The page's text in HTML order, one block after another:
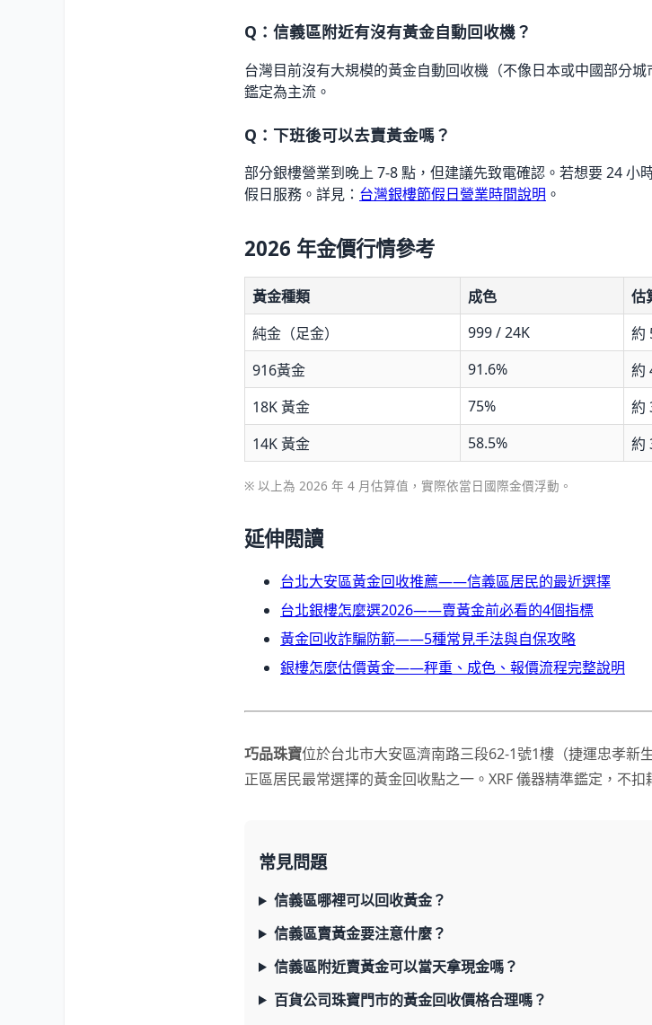
Q：信義區附近有沒有黃金自動回收機？
台灣目前沒有大規模的黃金自動回收機（不像日本或中國部分
鑑定為主流。
Q：下班後可以去賣黃金嗎？
部分銀樓營業到晚上 7-8 點，但建議先致電確認。若想要 24 小
假日服務。詳見： 台灣銀樓節假日營業時間說明 。
2026 年金價行情參考
黃金種類 成色
估
純金（足金）
999 / 24K
約
916黃金
91.6%
約
18K 黃金
75%
約
14K 黃金
58.5% 約
※ 以上為 2026 年 4 月估算值，實際依當日國際金價浮動。
延伸閱讀
台北大安區黃金回收推薦——信義區居民的最近選擇
台北銀樓怎麼選2026——賣黃金前必看的4個指標
黃金回收詐騙防範——5種常見手法與自保攻略
銀樓怎麼估價黃金——秤重、成色、報價流程完整說明
巧品珠寶位於台北市大安區濟南路三段62-1號1樓（捷運忠孝新
正區居民最常選擇的黃金回收點之一。XRF 儀器精準鑑定，不扣
常見問題
信義區哪裡可以回收黃金？
信義區賣黃金要注意什麼？
信義區附近賣黃金可以當天拿現金嗎？
百貨公司珠寶門市的黃金回收價格合理嗎？